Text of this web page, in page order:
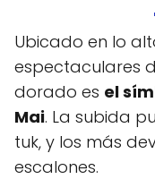
Ubicado en lo
espectaculares
dorado es el
Mai. La subida
tuk, y los más
escalones.